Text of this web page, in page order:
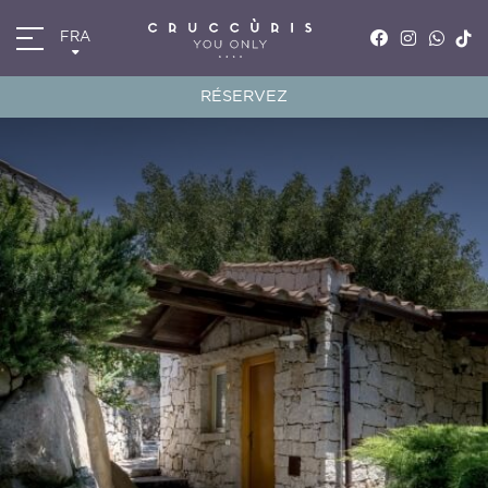
FRA
ITA
ENG
RÉSERVEZ
Arrivée
08AOÛ 2026
Départ*
09AOÛ2026
Chambres
Code de réduction